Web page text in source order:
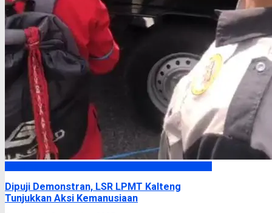
Dipuji Demonstran, LSR LPMT Kalteng
Tunjukkan Aksi Kemanusiaan